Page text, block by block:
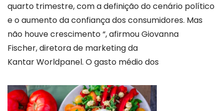
quarto trimestre, com a definição do cenário político
e o aumento da confiança dos consumidores. Mas
não houve crescimento “, afirmou Giovanna
Fischer, diretora de marketing da
Kantar Worldpanel. O gasto médio dos